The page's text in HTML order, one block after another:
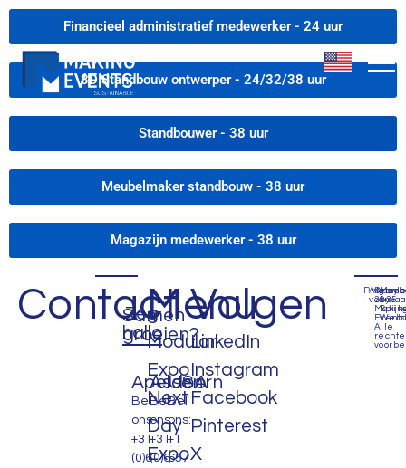
Financieel administratief medewerker - 24 uur
3D Standbouw ontwerper - 24/32/38 uur
Standbouwer - 38 uur
Meubelmaker standbouw - 38 uur
Magazijn medewerker - 38 uur
Contact
Samen
groeien?
Zeg
hallo
Apeldoorn
Bel
ons:
+31
(0)6
Assen
Bel
ons:
+31
(0)6
USA
Bel
ons:
+1
657
Menu
Modular
Expo
Next
Day
Expo
Volgen
LinkedIn
Instagram
Facebook
Pinterest
X
©
2035
Alle
Made
by